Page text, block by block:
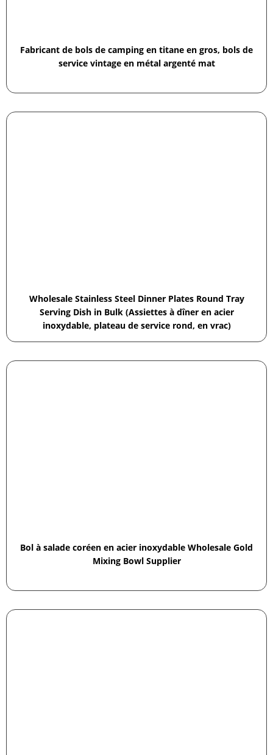
Fabricant de bols de camping en titane en gros, bols de
service vintage en métal argenté mat
Wholesale Stainless Steel Dinner Plates Round Tray
Serving Dish in Bulk (Assiettes à dîner en acier
inoxydable, plateau de service rond, en vrac)
Bol à salade coréen en acier inoxydable Wholesale Gold
Mixing Bowl Supplier